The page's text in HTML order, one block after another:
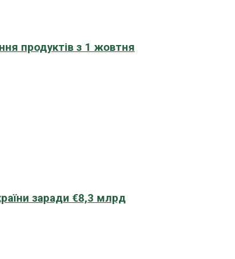
продуктів з 1 жовтня
заради €8,3 млрд